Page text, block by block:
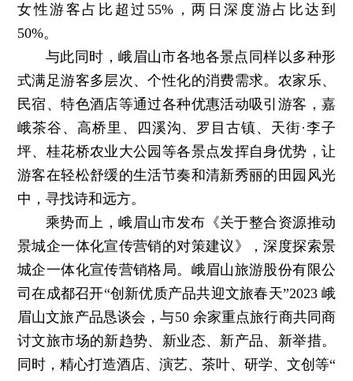
女性游客占比超过55%，两日深度游占比达到
50%。
与此同时，峨眉山市各地各景点同样以多种形
式满足游客多层次、个性化的消费需求。农家乐、
民宿、特色酒店等通过各种优惠活动吸引游客，嘉
峨茶谷、高桥里、四溪沟、罗目古镇、天街·李子
坪、桂花桥农业大公园等各景点发挥自身优势，让
游客在轻松舒缓的生活节奏和清新秀丽的田园风光
中，寻找诗和远方。
乘势而上，峨眉山市发布《关于整合资源推动
景城企一体化宣传营销的对策建议》，深度探索景
城企一体化宣传营销格局。峨眉山旅游股份有限公
司在成都召开“创新优质产品共迎文旅春天”2023 峨
眉山文旅产品恳谈会，与50 余家重点旅行商共同商
讨文旅市场的新趋势、新业态、新产品、新举措。
同时，精心打造酒店、演艺、茶叶、研学、文创等“